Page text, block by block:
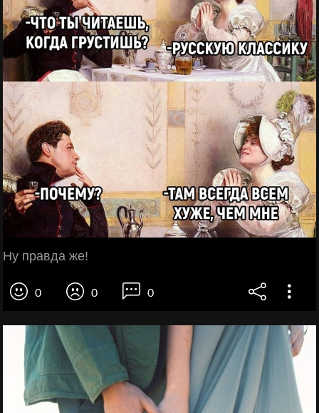
Ну правда же!
0 0 0